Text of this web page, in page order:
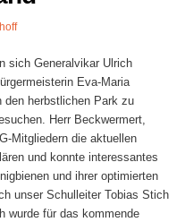
sich Generalvikar Ulrich
Eva-Maria
den herbstlichen Park zu
Herr Beckwermert,
Mitgliedern die aktuellen
und konnte interessantes
und ihrer optimierten
unser Schulleiter Tobias Stich
wurde für das kommende